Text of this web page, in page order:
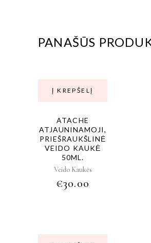
PANAŠŪS
Į KREPŠELĮ
ATACHE
ATJAUNINAMOJI,
PRIEŠRAUKŠLINĖ
VEIDO KAUKĖ
50ML.
Veido Kaukės
€30.00